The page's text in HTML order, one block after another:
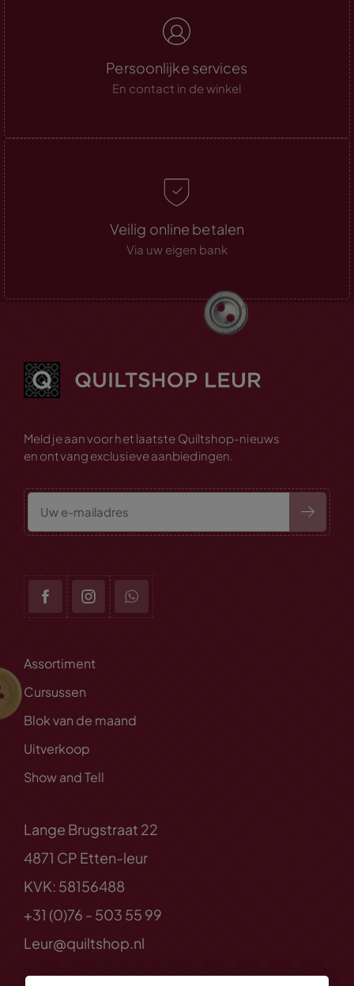
Persoonlijke services
En contact in de winkel
Veilig online betalen
Via uw eigen bank
Meld je aan voor het laatste Quiltshop-nieuws
en ontvang exclusieve aanbiedingen.
Assortiment
Cursussen
Blok van de maand
Uitverkoop
Show and Tell
Lange Brugstraat 22
4871 CP Etten-leur
KVK: 58156488
+31 (0)76 - 503 55 99
Leur@quiltshop.nl